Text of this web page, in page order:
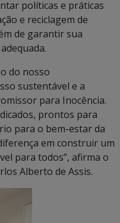
políticas e práticas
e reciclagem de
de garantir sua
do nosso
sustentável e a
para Inocência.
prontos para
para o bem-estar da
em construir um
para todos”, afirma o
Alberto de Assis.